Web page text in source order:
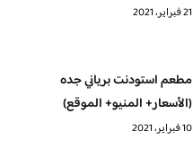
21 فبراير، 2021
مطعم استودنت برياني جده
(الأسعار+ المنيو+ الموقع)
10 فبراير، 2021